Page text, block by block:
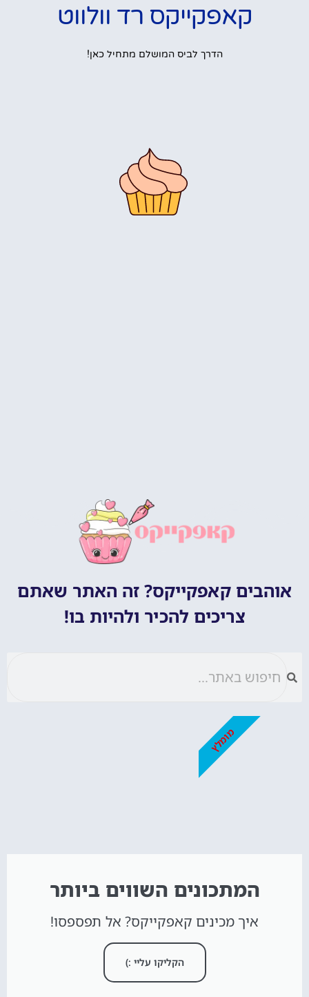
קאפקייקס רד וולווט
הדרך לביס המושלם מתחיל כאן!
אוהבים קאפקייקס? זה האתר שאתם
צריכים להכיר ולהיות בו!
המתכונים השווים ביותר
איך מכינים קאפקייקס? אל תפספסו!
הקליקו עליי :)
מומלץ